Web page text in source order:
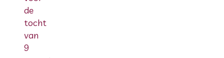
de
tocht
van
9